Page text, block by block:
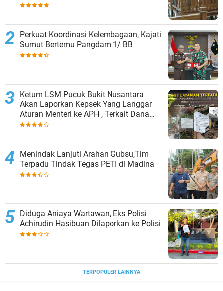
Perkuat Koordinasi Kelembagaan, Kajati
Sumut Bertemu Pangdam 1/ BB
Ketum LSM Pucuk Bukit Nusantara
Akan Laporkan Kepsek Yang Langgar
Aturan Menteri ke APH , Terkait Dana
Revitalisasi Sekolah
Menindak Lanjuti Arahan Gubsu,Tim
Terpadu Tindak Tegas PETI di Madina
Diduga Aniaya Wartawan, Eks Polisi
Achirudin Hasibuan Dilaporkan ke Polisi
TERPOPULER LAINNYA